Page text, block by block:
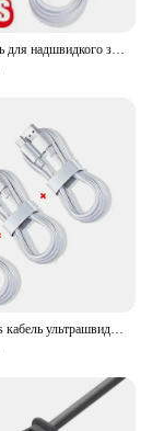
3 ШТ. Кабель для надшвидкого заряджання типу C Шнур для передачі даних для Samsung Huawei Xiaomi Redmi Кабелі USB C для швидкого заряджання
NNBILI 3Pcs кабель ультрашвидка зарядка телефону C-типу, USB-кабель для передачі даних C, 10A, 120W, підходить для Xiaomi, Samsung, Huawei